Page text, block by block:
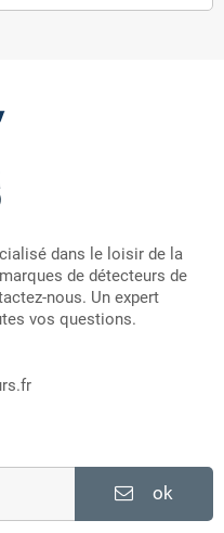
dans le loisir de la
de détecteurs de
nous. Un expert
vos questions.
ok